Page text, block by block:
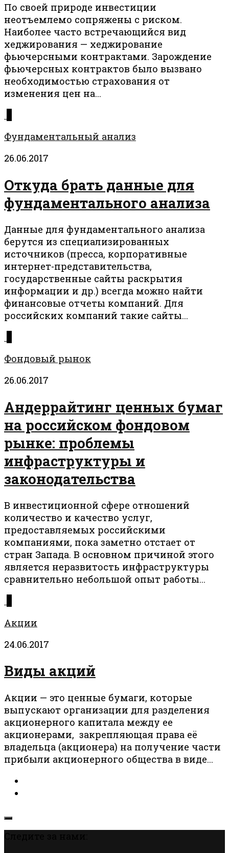
По своей природе инвестиции
неотъемлемо сопряжены с риском.
Наиболее часто встречающийся вид
хеджирования — хеджирование
фьючерсными контрактами. Зарождение
фьючерсных контрактов было вызвано
необходимостью страхования от
изменения цен на...
Фундаментальный анализ
26.06.2017
Откуда брать данные для
фундаментального анализа
Данные для фундаментального анализа
берутся из специализированных
источников (пресса, корпоративные
интернет-представительства,
государственные сайты раскрытия
информации и др.) всегда можно найти
финансовые отчеты компаний. Для
российских компаний такие сайты...
Фондовый рынок
26.06.2017
Андеррайтинг ценных бумаг
на российском фондовом
рынке: проблемы
инфраструктуры и
законодательства
В инвестиционной сфере отношений
количество и качество услуг,
предоставляемых российскими
компаниями, пока заметно отстает от
стран Запада. В основном причиной этого
является неразвитость инфраструктуры
сравнительно небольшой опыт работы...
Акции
24.06.2017
Виды акций
Акции — это ценные бумаги, которые
выпускают организации для разделения
акционерного капитала между ее
акционерами, закрепляющая права её
владельца (акционера) на получение части
прибыли акционерного общества в виде...